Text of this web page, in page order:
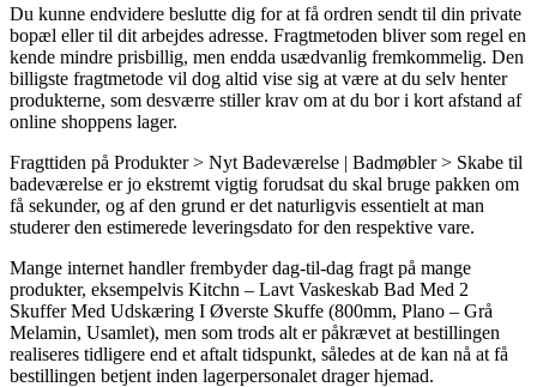
Du kunne endvidere beslutte dig for at få ordren sendt til din private
bopæl eller til dit arbejdes adresse. Fragtmetoden bliver som regel en
kende mindre prisbillig, men endda usædvanlig fremkommelig. Den
billigste fragtmetode vil dog altid vise sig at være at du selv henter
produkterne, som desværre stiller krav om at du bor i kort afstand af
online shoppens lager.
Fragttiden på Produkter > Nyt Badeværelse | Badmøbler > Skabe til
badeværelse er jo ekstremt vigtig forudsat du skal bruge pakken om
få sekunder, og af den grund er det naturligvis essentielt at man
studerer den estimerede leveringsdato for den respektive vare.
Mange internet handler frembyder dag-til-dag fragt på mange
produkter, eksempelvis Kitchn – Lavt Vaskeskab Bad Med 2
Skuffer Med Udskæring I Øverste Skuffe (800mm, Plano – Grå
Melamin, Usamlet), men som trods alt er påkrævet at bestillingen
realiseres tidligere end et aftalt tidspunkt, således at de kan nå at få
bestillingen betjent inden lagerpersonalet drager hjemad.